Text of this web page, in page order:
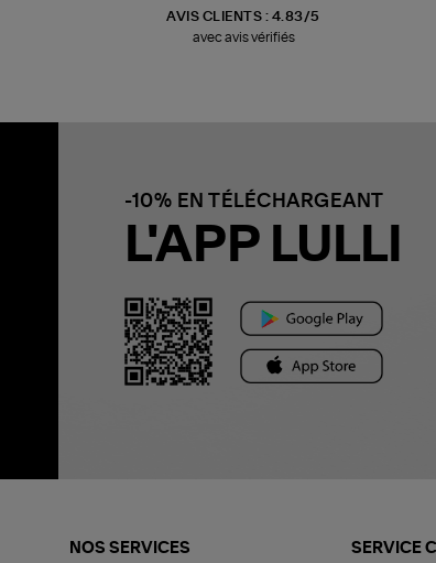
AVIS CLIENTS : 4.83/5
avec avis vérifiés
-10% EN TÉLÉCHARGEANT
L'APP LULLI
NOS SERVICES SERVICE